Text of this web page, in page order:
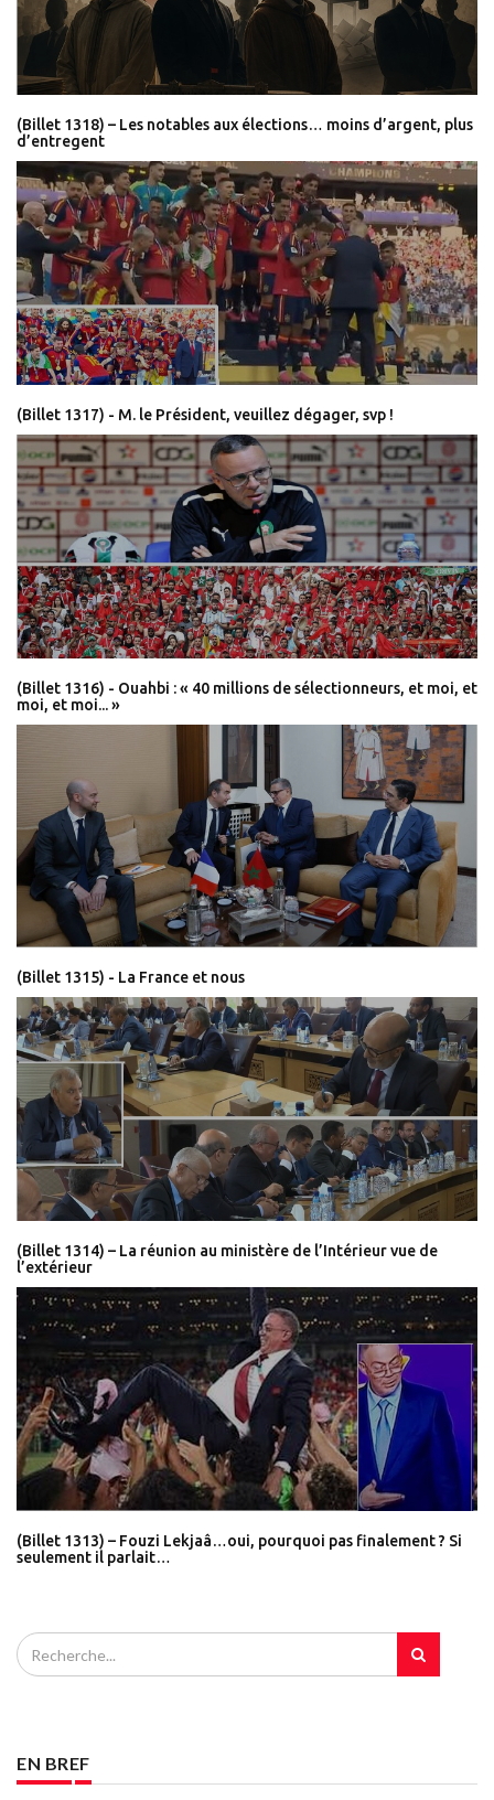
(Billet 1318) – Les notables aux élections… moins d’argent, plus
d’entregent
(Billet 1317) - M. le Président, veuillez dégager, svp !
(Billet 1316) - Ouahbi : « 40 millions de sélectionneurs, et moi, et
moi, et moi... »
(Billet 1315) - La France et nous
(Billet 1314) – La réunion au ministère de l’Intérieur vue de
l’extérieur
(Billet 1313) – Fouzi Lekjaâ…oui, pourquoi pas finalement ? Si
seulement il parlait…
EN BREF